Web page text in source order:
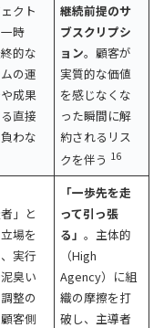
クト
時
的な
の運
成果
直接
わな
継続前提のサ
ブスクリプシ
ョン。顧客が
実質的な価値
を感じなくな
った瞬間に解
約されるリス
クを伴う 16
者」と
場を
実行
臭い
整の
客側
「一歩先を走
って引っ張
る」。主体的
（High
Agency）に組
織の摩擦を打
破し、主導者